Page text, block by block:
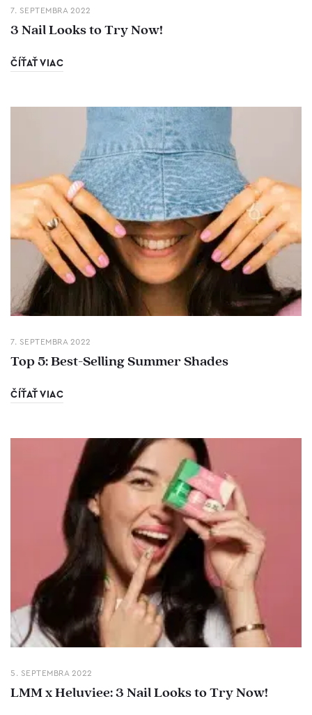
7. SEPTEMBRA 2022
3 Nail Looks to Try Now!
ČÍŤAŤ VIAC
7. SEPTEMBRA 2022
Top 5: Best-Selling Summer Shades
ČÍŤAŤ VIAC
5. SEPTEMBRA 2022
LMM x Heluviee: 3 Nail Looks to Try Now!